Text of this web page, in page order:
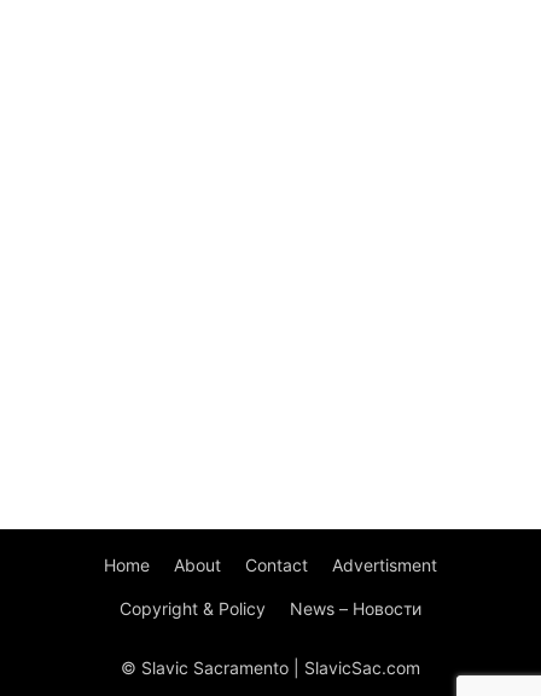
Home About Contact Advertisment
Copyright & Policy News – Новости
© Slavic Sacramento | SlavicSac.com